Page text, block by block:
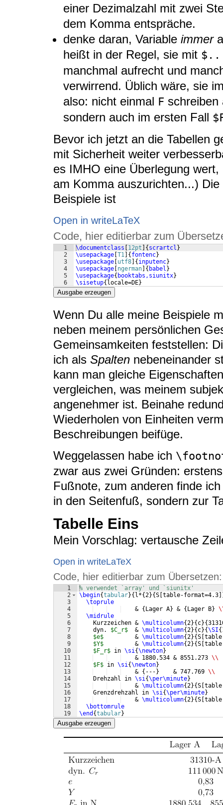
einer Dezimalzahl mit zwei
dem Komma entspräche.
denke daran, Variable immer
heißt in der Regel, sie mit
manchmal aufrecht und
verwirrend. Üblich wäre, sie
also: nicht einmal F
sondern auch im ersten Fall
Bevor ich jetzt an die Tabellen
mit Sicherheit weiter
es IMHO eine Überlegung
am Komma auszurichten...)
Beispiele ist
Open in writeLaTeX
Code, hier editierbar zum
1
2
3
4
5
6
\documentclass 12pt { scrartcl }
\usepackage T1 { fontenc}
\usepackage utf8 { inputenc}
\usepackage ngerman { babel }
\usepackage{ booktabs,siunitx}
\sisetup{ locale=DE}
Ausgabe erzeugen
Wenn Du alle meine Beispiele
neben meinem persönlichen
Gemeinsamkeiten feststellen:
ich als Spalten nebeneinander
kann man gleiche
vergleichen, was meinem
angenehmer ist. Beinahe
Wiederholen von Einheiten
Beschreibungen beifüge.
Weggelassen habe ich
zwar aus zwei Gründen:
Fußnote, zum anderen finde
in den Seitenfuß, sondern zur
Tabelle Eins
Mein Vorschlag: vertausche
Open in writeLaTeX
Code, hier editierbar zum Übersetzen:
1
2
3
4
5
6
7
8
9
10
11
12
13
14
15
16
17
18
19
% verwendet `array' und `siunitx'
\begin{tabular}{ l*{2}{S table-format=4.3
\toprule
    &
{ Lager A} & { Lager B}
\midrule
    Kurzzeichen &
\multicolumn{2}{ c}{
    dyn.
$C_r$
  &
\multicolumn{2}{ c}{\SI{
$e$
         &
\multicolumn{2}{S
$Y$
         &
\multicolumn{2}{S
$F_r$ in \si{\newton}
    & 1880.534 & 8551.273
\\
$F$ in \si{\newton}
    &
{ --- }
    & 747.769
\\
    Drehzahl in
\si{\per\minute}
    &
\multicolumn{2}{S
    Grenzdrehzahl in
\si{\per\minute}
    &
\multicolumn{2}{S
\bottomrule
\end {tabular}
Ausgabe erzeugen